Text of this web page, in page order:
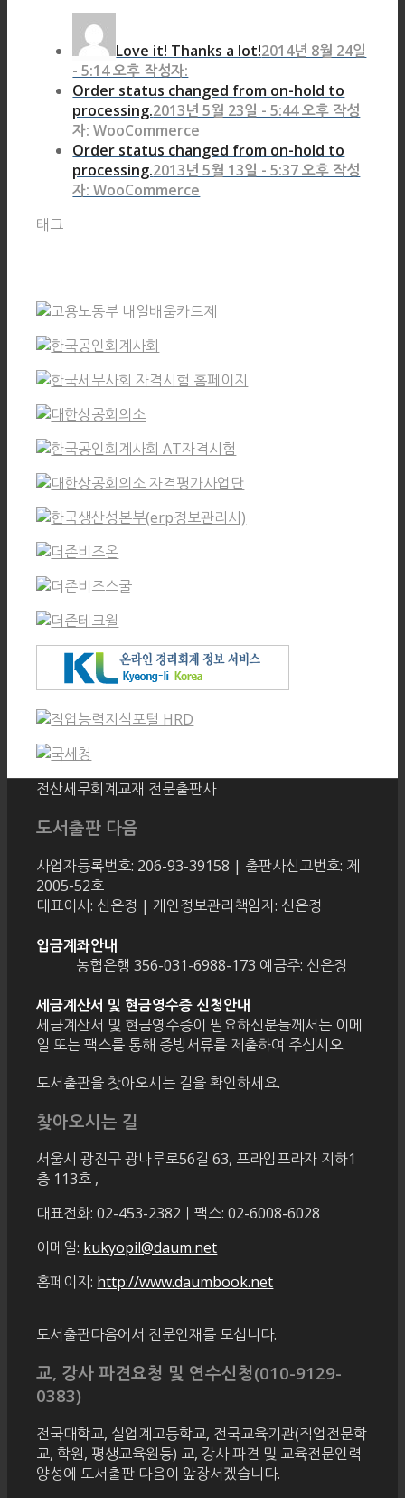
Love it! Thanks a lot!2014년 8월 24일
- 5:14 오후 작성자:
Order status changed from on-hold to
processing.2013년 5월 23일 - 5:44 오후 작성
자: WooCommerce
Order status changed from on-hold to
processing.2013년 5월 13일 - 5:37 오후 작성
자: WooCommerce
태그
전산세무회계교재 전문출판사
도서출판 다음
사업자등록번호: 206-93-39158 | 출판사신고번호: 제
2005-52호
대표이사: 신은정 | 개인정보관리책임자: 신은정
입금계좌안내
농협은행 356-031-6988-173 예금주: 신은정
세금계산서 및 현금영수증 신청안내
세금계산서 및 현금영수증이 필요하신분들께서는 이메
일 또는 팩스를 통해 증빙서류를 제출하여 주십시오.
도서출판을 찾아오시는 길을 확인하세요.
찾아오시는 길
서울시 광진구 광나루로56길 63, 프라임프라자 지하1
층 113호 ,
대표전화: 02-453-2382ㅣ팩스: 02-6008-6028
이메일: kukyopil@daum.net
홈페이지: http://www.daumbook.net
도서출판다음에서 전문인재를 모십니다.
교, 강사 파견요청 및 연수신청(010-9129-
0383)
전국대학교, 실업계고등학교, 전국교육기관(직업전문학
교, 학원, 평생교육원등) 교, 강사 파견 및 교육전문인력
양성에 도서출판 다음이 앞장서겠습니다.